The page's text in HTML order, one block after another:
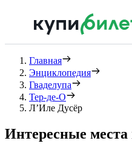
Главная
Энциклопедия
Гваделупа
Тер-де-О
Л’Иле Дусёр
Интересные места